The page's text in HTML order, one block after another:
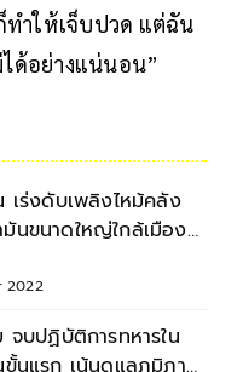
ำให้เจ็บปวด แต่ฉัน
ด้อย่างแน่นอน”
เร่งดับเพลิงไหม้คลัง
มันขนาดใหญ่ใกล้เมืองล
2022
จบปฏิบัติการทหารใน
ขั้นแรก เน้นดูแลภูมิภาค